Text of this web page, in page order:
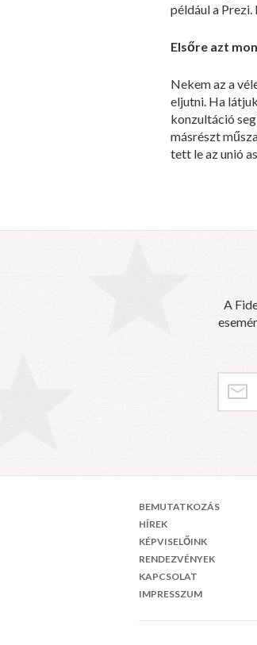
például a
Elsőre azt
Nekem az a
eljutni. Ha
konzultáció
másrészt
tett le az unió
A
BEMUTATKOZÁS
HÍREK
KÉPVISELŐINK
RENDEZVÉNYEK
KAPCSOLAT
IMPRESSZUM